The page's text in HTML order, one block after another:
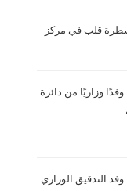
قلب في مركز
وزاريًا من دائرة
…
التدقيق الوزاري